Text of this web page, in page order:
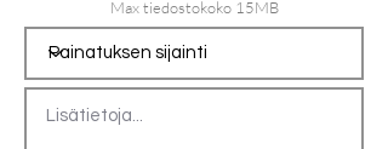
Max tiedostokoko 15MB